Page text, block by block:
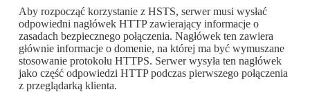
Aby rozpocząć korzystanie z HSTS, serwer musi wysłać
odpowiedni nagłówek HTTP zawierający informacje o
zasadach bezpiecznego połączenia. Nagłówek ten zawiera
głównie informacje o domenie, na której ma być wymuszane
stosowanie protokołu HTTPS. Serwer wysyła ten nagłówek
jako część odpowiedzi HTTP podczas pierwszego połączenia
z przeglądarką klienta.